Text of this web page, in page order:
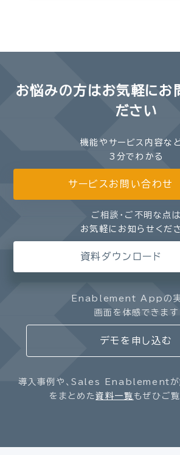
お悩みの方はお気軽にお
ださい
機能やサービス内容な
3分でわかる
サービスお問い合わせ
ご相談・ご不明な点は
お気軽にお知らせくだ
資料ダウンロード
Enablement Appの実
画面を体感できます
デモを申し込む
導入事例や、Sales Enablementが
をまとめた資料一覧 もぜひご覧